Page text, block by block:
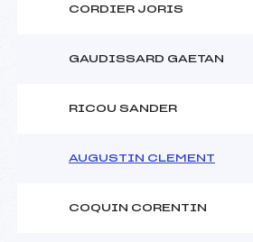
CORDIER JORIS
GAUDISSARD GAETAN
RICOU SANDER
AUGUSTIN CLEMENT
COQUIN CORENTIN